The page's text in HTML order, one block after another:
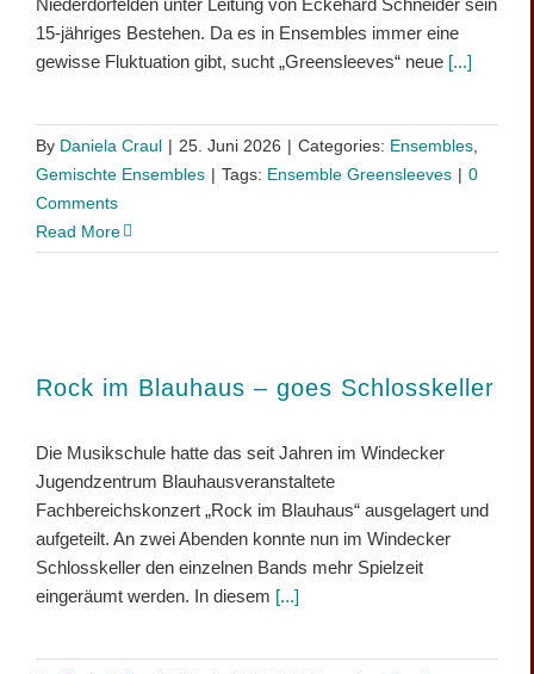
Niederdorfelden unter Leitung von Eckehard Schneider sein
15-jähriges Bestehen. Da es in Ensembles immer eine
gewisse Fluktuation gibt, sucht „Greensleeves“ neue [...]
By Daniela Craul | 25. Juni 2026 | Categories: Ensembles
Gemischte Ensembles | Tags: Ensemble Greensleeves | 0
Comments
Read More
Rock im Blauhaus – goes Schlosskeller
Die Musikschule hatte das seit Jahren im Windecker
Jugendzentrum Blauhausveranstaltete
Fachbereichskonzert „Rock im Blauhaus“ ausgelagert und
aufgeteilt. An zwei Abenden konnte nun im Windecker
Schlosskeller den einzelnen Bands mehr Spielzeit
eingeräumt werden. In diesem [...]